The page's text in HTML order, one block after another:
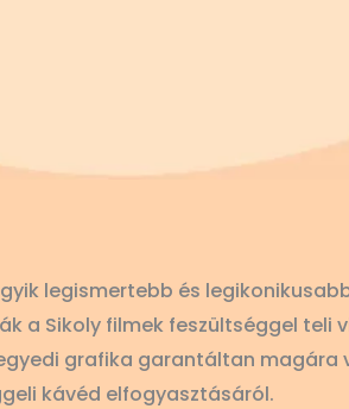
legismertebb és
a Sikoly filmek feszültséggel teli
grafika garantáltan magára
kávéd elfogyasztásáról.